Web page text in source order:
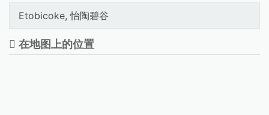
Etobicoke, 怡陶碧谷
在地图上的位置